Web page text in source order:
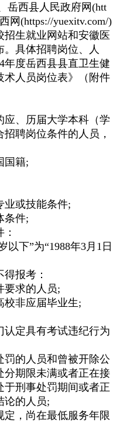
岳西县人民政府网(htt
网(https://yuexitv.com/)
招生就业网站和安徽医
具体招聘岗位、人
年度岳西县县直卫生健
术人员岗位表》（附件
应、历届大学本科（学
聘岗位条件的人员，
国籍;
业或技能条件;
条件;
以下”为“1988年3月 1 日
报考：
要求的人员;
校非应届毕业生;
认定具有考试违纪行为
罚的人员和曾被开除公
分期限未满或者正在接
于刑事处罚期间或者正
论的人员;
定，尚在最低服务年限